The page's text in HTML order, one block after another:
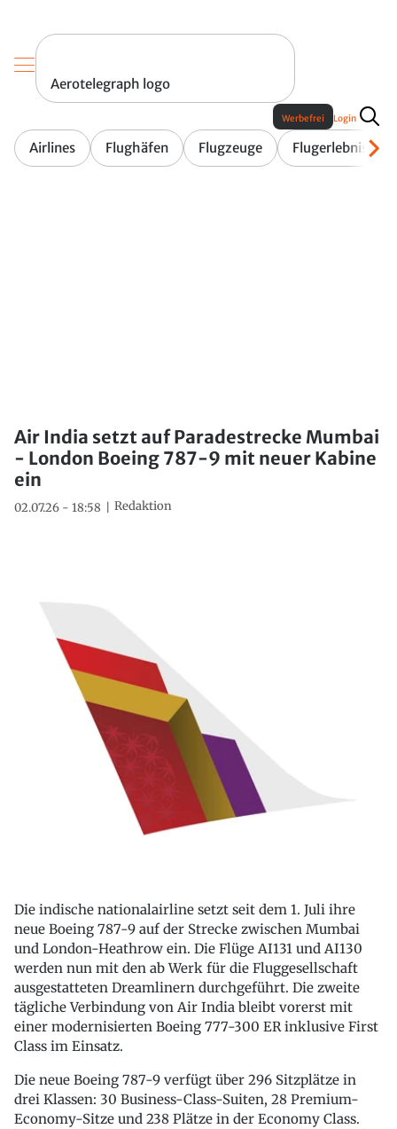
Aerotelegraph logo
Airlines Flughäfen Flugzeuge Flugerlebnis
Werbefrei Login
Air India setzt auf Paradestrecke Mumbai
- London Boeing 787-9 mit neuer Kabine
ein
02.07.26 - 18:58 Redaktion
Die indische nationalairline setzt seit dem 1. Juli ihre
neue Boeing 787-9 auf der Strecke zwischen Mumbai
und London-Heathrow ein. Die Flüge AI131 und AI130
werden nun mit den ab Werk für die Fluggesellschaft
ausgestatteten Dreamlinern durchgeführt. Die zweite
tägliche Verbindung von Air India bleibt vorerst mit
einer modernisierten Boeing 777-300 ER inklusive First
Class im Einsatz.
Die neue Boeing 787-9 verfügt über 296 Sitzplätze in
drei Klassen: 30 Business-Class-Suiten, 28 Premium-
Economy-Sitze und 238 Plätze in der Economy Class.